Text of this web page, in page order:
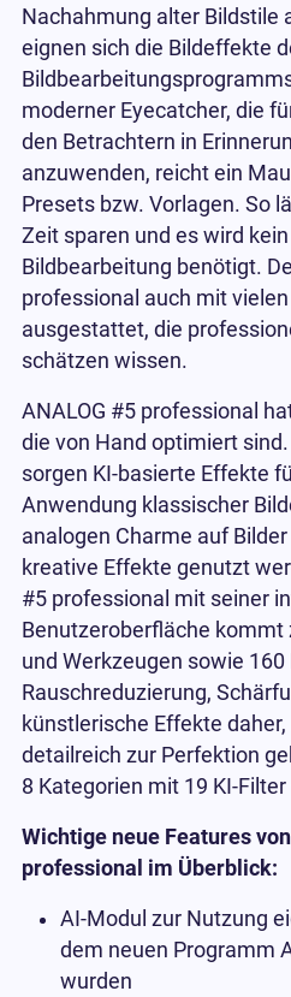
Nachahmung alter Bildstile
eignen sich die Bildeffekte
moderner Eyecatcher, die
den Betrachtern in
anzuwenden, reicht ein
Presets bzw. Vorlagen. So
Zeit sparen und es wird
Bildbearbeitung benötigt.
professional auch mit
ausgestattet, die
schätzen wissen.
ANALOG #5 professional
die von Hand optimiert
sorgen KI-basierte Effekte
Anwendung klassischer
analogen Charme auf
kreative Effekte genutzt
#5 professional mit seiner
Benutzeroberfläche
und Werkzeugen sowie 160
Rauschreduzierung,
künstlerische Effekte
detailreich zur Perfektion
8 Kategorien mit 19 KI-
Wichtige neue Features
professional im Überblick:
AI-Modul zur Nutzung
dem neuen Programm
wurden